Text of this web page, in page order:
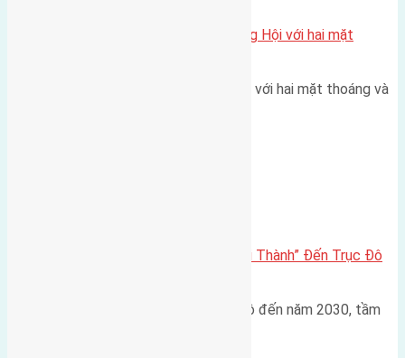
Một vị trí hiếm còn lại tại X1 Đông Hội với hai mặt
Một góc tái định cư X1 Đông Hội với hai mặt thoáng và
Đông Anh 2026: Từ “Huyện Ngoại Thành” Đến Trục Đô
Trong bối cảnh Quy hoạch Thủ đô đến năm 2030, tầm